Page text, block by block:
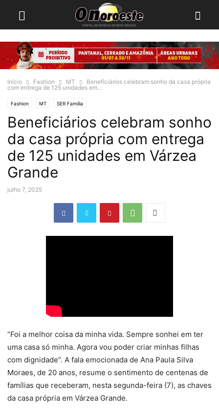
Início Fashion MT
Beneficiários celebram sonho da casa própria
com entrega de 125 unidades em...
Fashion MT SER Família
Beneficiários celebram sonho
da casa própria com entrega
de 125 unidades em Várzea
Grande
julho 7, 2025
“Foi a melhor coisa da minha vida. Sempre sonhei em ter
uma casa só minha. Agora vou poder criar minhas filhas
com dignidade”. A fala emocionada de Ana Paula Silva
Moraes, de 20 anos, resume o sentimento de centenas de
famílias que receberam, nesta segunda-feira (7), as chaves
da casa própria em Várzea Grande.